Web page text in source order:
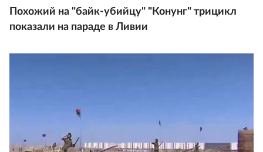
Похожий на "байк-убийцу" "Конунг" трицикл
показали на параде в Ливии